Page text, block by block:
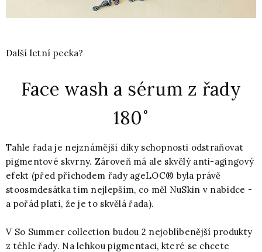
Další letní pecka?
Face wash a sérum z řady
180˚
Tahle řada je nejznámější díky schopnosti odstraňovat
pigmentové skvrny. Zároveň má ale skvělý anti-agingový
efekt (před příchodem řady ageLOC® byla právě
stoosmdesátka tím nejlepším, co měl NuSkin v nabídce -
a pořád platí, že je to skvělá řada).
V So Summer collection budou 2 nejoblíbenější produkty
z téhle řady. Na lehkou pigmentaci, které se chcete